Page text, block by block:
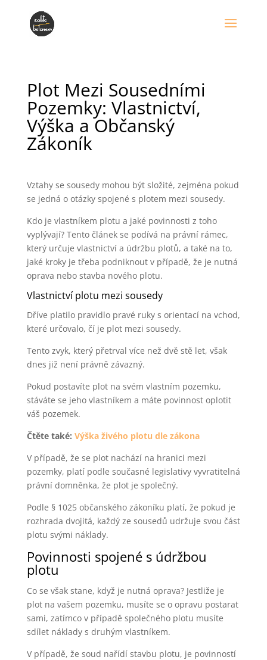
Plot Mezi Sousedními
Pozemky: Vlastnictví,
Výška a Občanský
Zákoník
Vztahy se sousedy mohou být složité, zejména pokud
se jedná o otázky spojené s plotem mezi sousedy.
Kdo je vlastníkem plotu a jaké povinnosti z toho
vyplývají? Tento článek se podívá na právní rámec,
který určuje vlastnictví a údržbu plotů, a také na to,
jaké kroky je třeba podniknout v případě, že je nutná
oprava nebo stavba nového plotu.
Vlastnictví plotu mezi sousedy
Dříve platilo pravidlo pravé ruky s orientací na vchod,
které určovalo, čí je plot mezi sousedy.
Tento zvyk, který přetrval více než dvě stě let, však
dnes již není právně závazný.
Pokud postavíte plot na svém vlastním pozemku,
stáváte se jeho vlastníkem a máte povinnost oplotit
váš pozemek.
Čtěte také: Výška živého plotu dle zákona
V případě, že se plot nachází na hranici mezi
pozemky, platí podle současné legislativy vyvratitelná
právní domněnka, že plot je společný.
Podle § 1025 občanského zákoníku platí, že pokud je
rozhrada dvojitá, každý ze sousedů udržuje svou část
plotu svými náklady.
Povinnosti spojené s údržbou
plotu
Co se však stane, když je nutná oprava? Jestliže je
plot na vašem pozemku, musíte se o opravu postarat
sami, zatímco v případě společného plotu musíte
sdílet náklady s druhým vlastníkem.
V případě, že soud nařídí stavbu plotu, je povinností